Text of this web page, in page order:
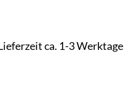
ca. 1-3 Werktage